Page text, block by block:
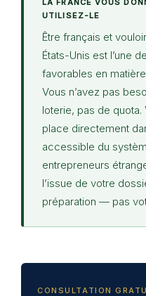
UTILISEZ-LE
Être français et
États-Unis est l’une
favorables en
Vous n’avez pas
loterie, pas de quota.
place directement
accessible du
entrepreneurs
l’issue de votre
préparation — pas
CONSULTATION